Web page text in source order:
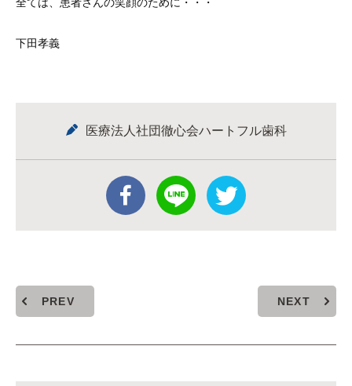
下田孝義
医療法人社団徹心会ハートフル歯科
PREV NEXT